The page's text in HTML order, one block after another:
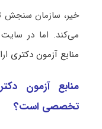
خیر، سازمان سنجش
می‌کند. اما در
منابع آزمون دکتری
منابع آزمون
تخصصی است؟